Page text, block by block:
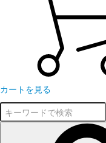
カートを見る